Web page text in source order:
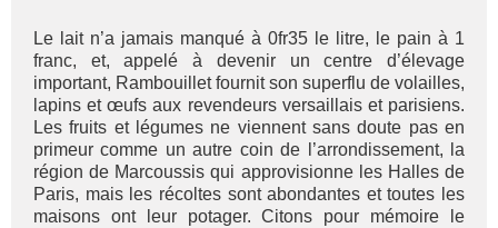
Le lait n’a jamais manqué à 0fr35 le litre, le pain à 1
franc, et, appelé à devenir un centre d’élevage
important, Rambouillet fournit son superflu de volailles,
lapins et œufs aux revendeurs versaillais et parisiens.
Les fruits et légumes ne viennent sans doute pas en
primeur comme un autre coin de l’arrondissement, la
région de Marcoussis qui approvisionne les Halles de
Paris, mais les récoltes sont abondantes et toutes les
maisons ont leur potager. Citons pour mémoire le